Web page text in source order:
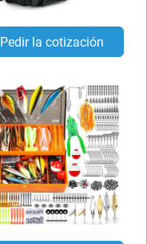
Pedir la cotización